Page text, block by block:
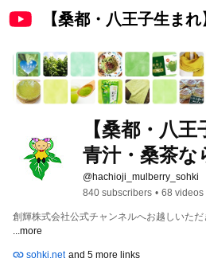
【桑都・八王子生ま
【桑都・八
青汁・桑茶な
@hachioji_mulberry_sohki
840 subscribers • 68 videos
創輝株式会社公式チャンネルへお越しいただ
...more
sohki.net and 5 more links